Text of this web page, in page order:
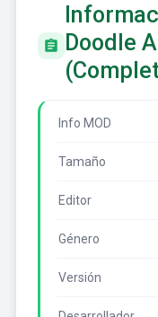
Doodle
Info MOD
Tamaño
Editor
Género
Versión